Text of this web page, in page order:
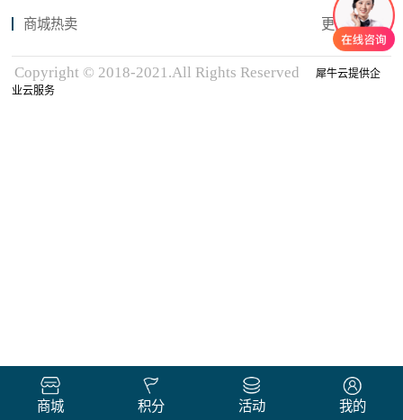
商城热卖 更多商品
Copyright © 2018-2021.All Rights Reserved
犀牛云提供企
业云服务
商城 积分 活动 我的